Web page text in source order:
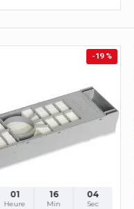
-19 %
01
Heure
16
Min
03
Sec